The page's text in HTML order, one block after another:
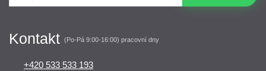
Kontakt (Po-Pá 9:00-16:00) pracovní dny
+420 533 533 193